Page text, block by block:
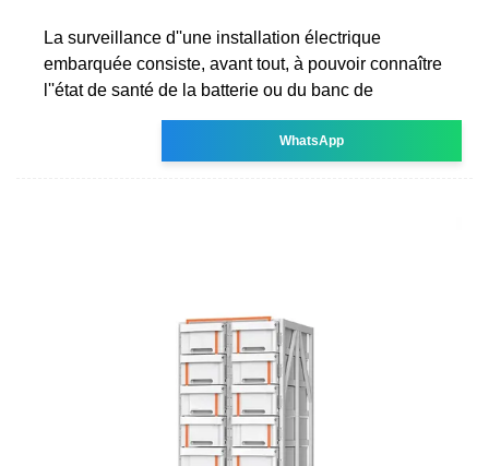
La surveillance d''une installation électrique
embarquée consiste, avant tout, à pouvoir connaître
l''état de santé de la batterie ou du banc de
WhatsApp